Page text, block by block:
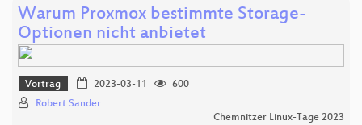
Warum Proxmox bestimmte Storage-
Optionen nicht anbietet
Vortrag 2023-03-11
600
Robert Sander
Chemnitzer Linux-Tage 2023